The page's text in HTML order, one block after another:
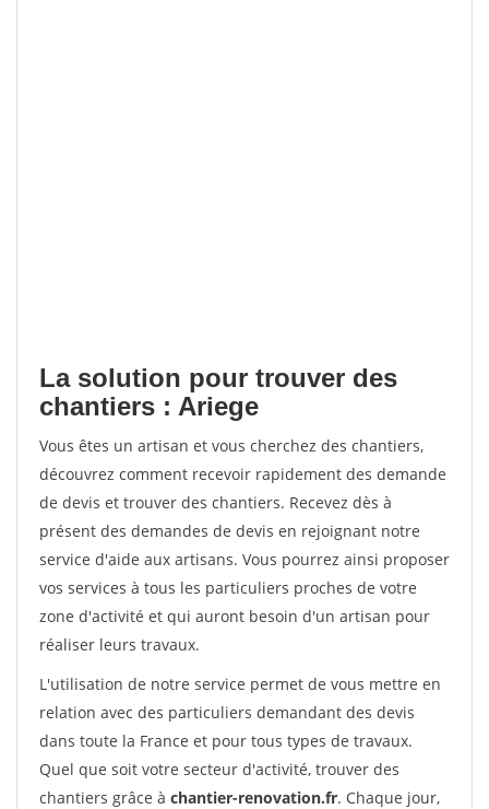
La solution pour trouver des
chantiers : Ariege
Vous êtes un artisan et vous cherchez des chantiers,
découvrez comment recevoir rapidement des demande
de devis et trouver des chantiers. Recevez dès à
présent des demandes de devis en rejoignant notre
service d'aide aux artisans. Vous pourrez ainsi proposer
vos services à tous les particuliers proches de votre
zone d'activité et qui auront besoin d'un artisan pour
réaliser leurs travaux.
L'utilisation de notre service permet de vous mettre en
relation avec des particuliers demandant des devis
dans toute la France et pour tous types de travaux.
Quel que soit votre secteur d'activité, trouver des
chantiers grâce à chantier-renovation.fr. Chaque jour,